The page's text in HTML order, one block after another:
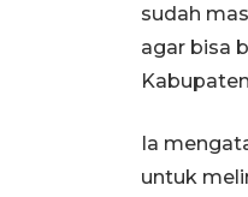
sudah
agar bisa
Ia
untuk